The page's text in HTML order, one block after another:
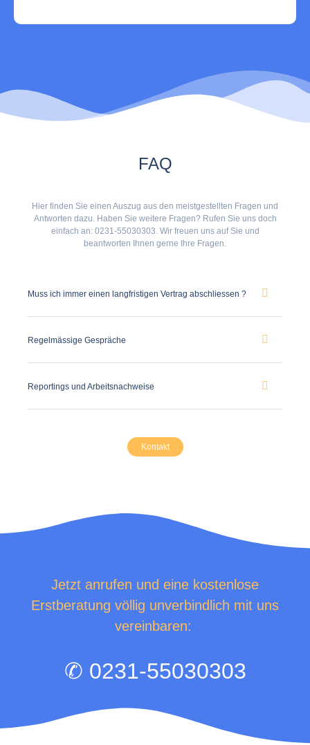
FAQ
Hier finden Sie einen Auszug aus den meistgestellten Fragen und
Antworten dazu. Haben Sie weitere Fragen? Rufen Sie uns doch
einfach an: 0231-55030303. Wir freuen uns auf Sie und
beantworten Ihnen gerne Ihre Fragen.
Muss ich immer einen langfristigen Vertrag abschliessen ?
Regelmässige Gespräche
Reportings und Arbeitsnachweise
Kontakt
Jetzt anrufen und eine kostenlose
Erstberatung völlig unverbindlich mit uns
vereinbaren:
✆ 0231-55030303